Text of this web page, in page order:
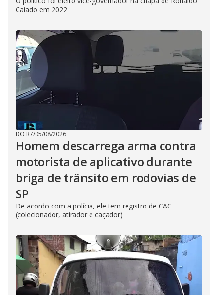
Caiado em 2022
DO R7/05/08/2026
Homem descarrega arma contra
motorista de aplicativo durante
briga de trânsito em rodovias de
SP
De acordo com a polícia, ele tem registro de CAC
(colecionador, atirador e caçador)